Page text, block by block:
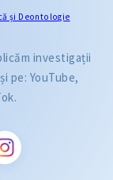
și Deontologie
investigații
pe: YouTube,